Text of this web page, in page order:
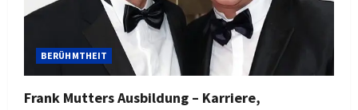
BERÜHMTHEIT
Frank Mutters Ausbildung – Karriere,